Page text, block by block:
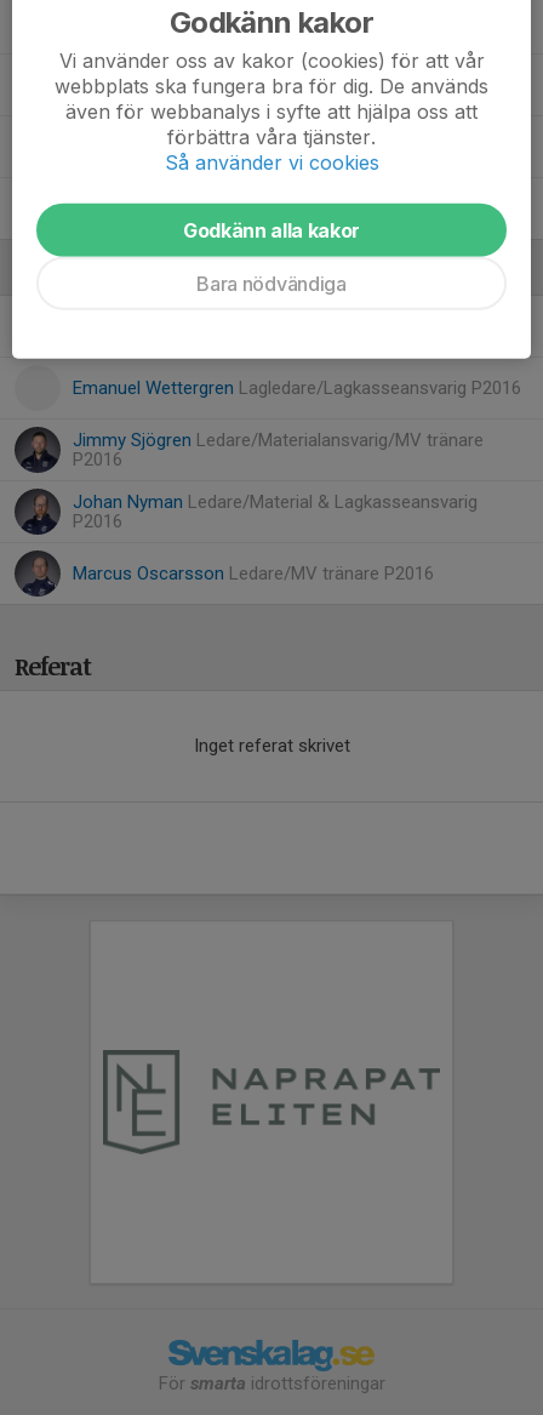
Oscar C.
William W.
Emanuel Wettergren Lagledare/Lagkasseansvarig P2016
Jimmy Sjögren Ledare/Materialansvarig/MV tränare
P2016
Johan Nyman Ledare/Material & Lagkasseansvarig
P2016
Marcus Oscarsson Ledare/MV tränare P2016
Referat
Inget referat skrivet
För smarta idrottsföreningar
Godkänn kakor
Vi använder oss av kakor (cookies) för att vår
webbplats ska fungera bra för dig. De används
även för webbanalys i syfte att hjälpa oss att
förbättra våra tjänster.
Så använder vi cookies
Godkänn alla kakor
Bara nödvändiga